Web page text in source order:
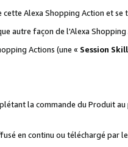
Alexa Shopping Action et se
autre façon de l'Alexa Shopping
Actions (une « Session
la commande du Produit
en continu ou téléchargé par